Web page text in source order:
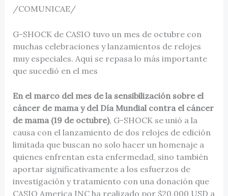
/COMUNICAE/
G-SHOCK de CASIO tuvo un mes de octubre con
muchas celebraciones y lanzamientos de relojes
muy especiales. Aquí se repasa lo más importante
que sucedió en el mes
En el marco del mes de la sensibilización sobre el
cáncer de mama y del Día Mundial contra el cáncer
de mama (19 de octubre), G-SHOCK se unió a la
causa con el lanzamiento de dos relojes de edición
limitada que buscan no solo hacer un homenaje a
quienes enfrentan esta enfermedad, sino también
aportar significativamente a los esfuerzos de
investigación y tratamiento con una donación que
CASIO America INC ha realizado por $20,000 USD a